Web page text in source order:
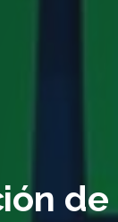
de